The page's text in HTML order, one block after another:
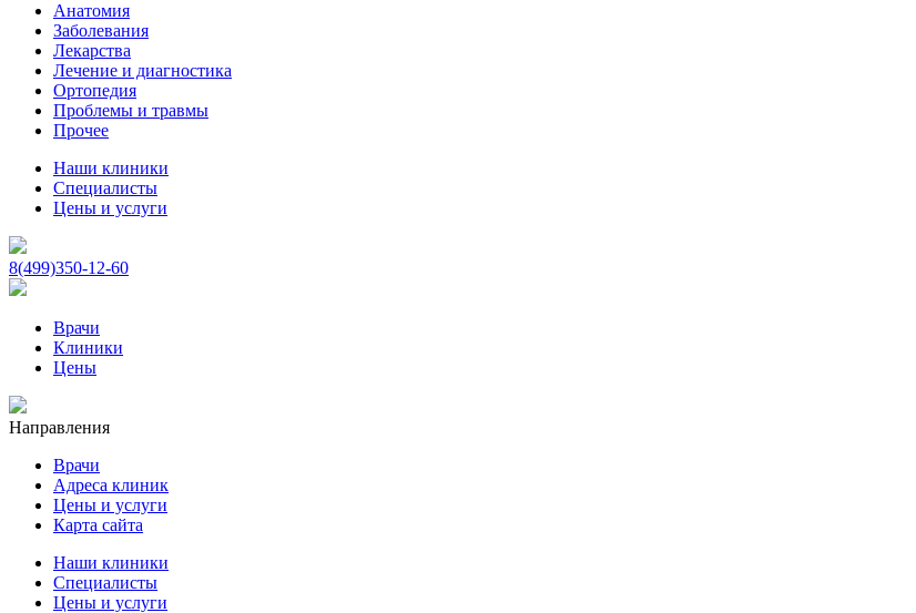
Анатомия
Заболевания
Лекарства
Лечение и диагностика
Ортопедия
Проблемы и травмы
Прочее
Наши клиники
Специалисты
Цены и услуги
8(499)350-12-60
Врачи
Клиники
Цены
Направления
Врачи
Адреса клиник
Цены и услуги
Карта сайта
Наши клиники
Специалисты
Цены и услуги